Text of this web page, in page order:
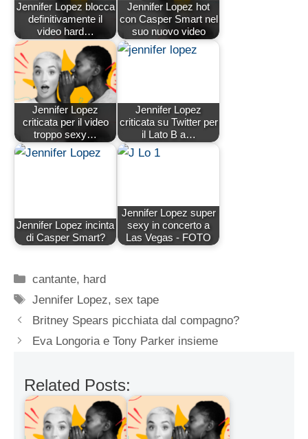
Jennifer Lopez blocca
definitivamente il
video hard…
Jennifer Lopez hot
con Casper Smart nel
suo nuovo video
Jennifer Lopez
criticata per il video
troppo sexy…
Jennifer Lopez
criticata su Twitter per
il Lato B a…
Jennifer Lopez incinta
di Casper Smart?
Jennifer Lopez super
sexy in concerto a
Las Vegas - FOTO
Categorie
cantante, hard
Tag
Jennifer Lopez,sex tape
Britney Spears picchiata dal compagno?
Eva Longoria e Tony Parker insieme
Related Posts: